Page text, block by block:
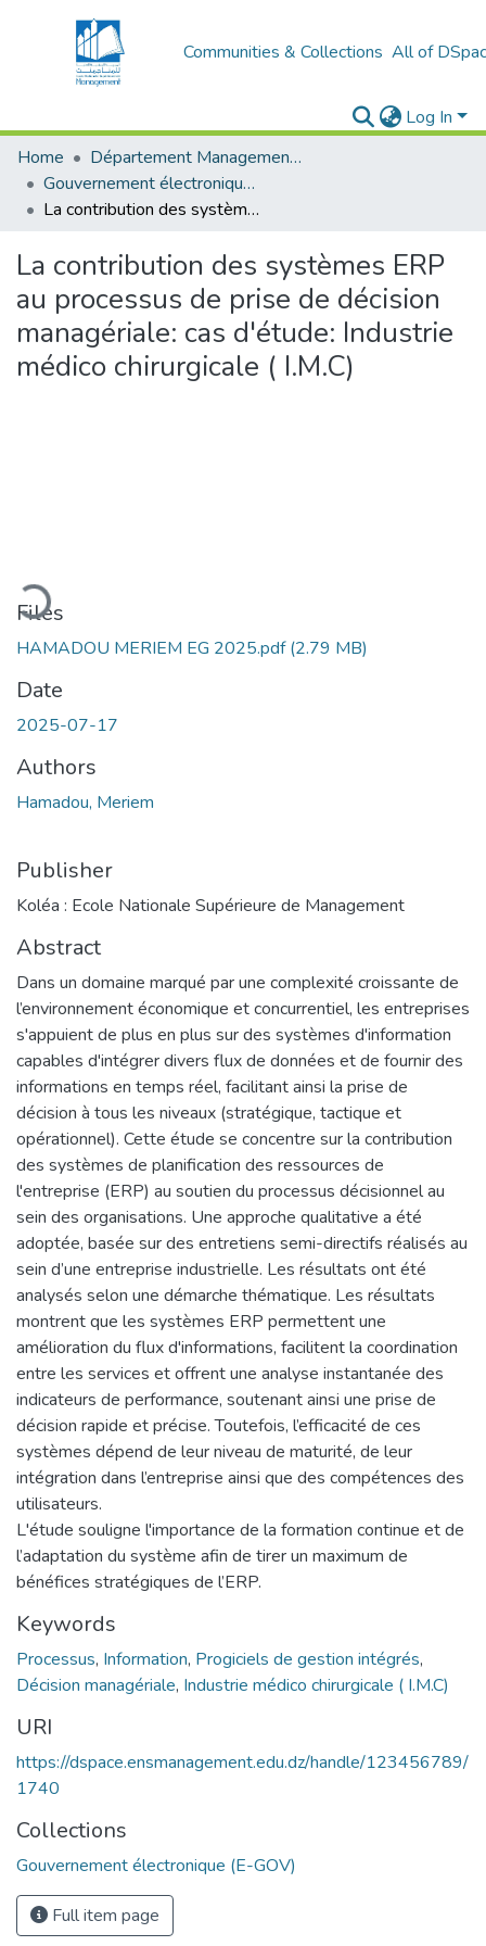
Communities & Collections All of
Log In
Home
Département Management stratégique et système
Gouvernement électronique (E-GOV)
La contribution des systèmes ERP au processus de prise de décision managériale: cas d'étude: Industrie médico chirurgicale ( I.M.C)
La contribution des systèmes ERP
au processus de prise de décision
managériale: cas d'étude: Industrie
médico chirurgicale ( I.M.C)
Files
HAMADOU MERIEM EG 2025.pdf(2.79 MB)
Date
2025-07-17
Authors
Hamadou, Meriem
Publisher
Koléa : Ecole Nationale Supérieure de Management
Abstract
Dans un domaine marqué par une complexité croissante de
l’environnement économique et concurrentiel, les entreprises
s'appuient de plus en plus sur des systèmes d'information
capables d'intégrer divers flux de données et de fournir des
informations en temps réel, facilitant ainsi la prise de
décision à tous les niveaux (stratégique, tactique et
opérationnel). Cette étude se concentre sur la contribution
des systèmes de planification des ressources de
l'entreprise (ERP) au soutien du processus décisionnel au
sein des organisations. Une approche qualitative a été
adoptée, basée sur des entretiens semi-directifs réalisés au
sein d’une entreprise industrielle. Les résultats ont été
analysés selon une démarche thématique. Les résultats
montrent que les systèmes ERP permettent une
amélioration du flux d'informations, facilitent la coordination
entre les services et offrent une analyse instantanée des
indicateurs de performance, soutenant ainsi une prise de
décision rapide et précise. Toutefois, l’efficacité de ces
systèmes dépend de leur niveau de maturité, de leur
intégration dans l’entreprise ainsi que des compétences des
utilisateurs.
L'étude souligne l'importance de la formation continue et de
l’adaptation du système afin de tirer un maximum de
bénéfices stratégiques de l’ERP.
Keywords
Processus, Information, Progiciels de gestion intégrés,
Décision managériale, Industrie médico chirurgicale ( I.M.C)
URI
https://dspace.ensmanagement.edu.dz/handle/123456789/
1740
Collections
Gouvernement électronique (E-GOV)
Full item page